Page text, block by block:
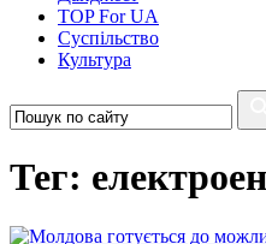
TOP For UA
Суспiльство
Культура
Тег: